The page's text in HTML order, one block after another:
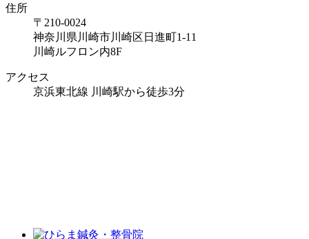
住所
〒210-0024
神奈川県川崎市川崎区日進町1-11
川崎ルフロン内8F
アクセス
京浜東北線 川崎駅から徒歩3分